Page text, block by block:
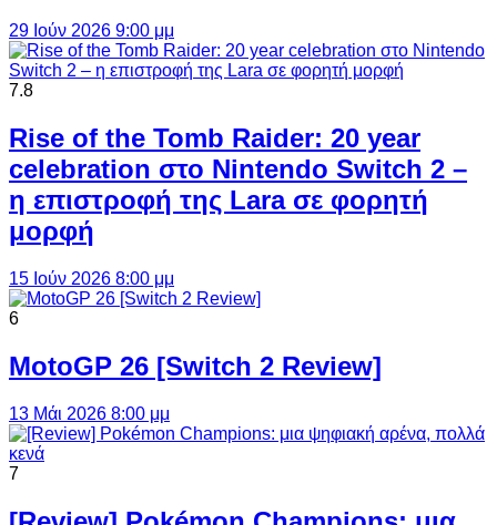
29 Ιούν 2026 9:00 μμ
7.8
Rise of the Tomb Raider: 20 year
celebration στο Nintendo Switch 2 –
η επιστροφή της Lara σε φορητή
μορφή
15 Ιούν 2026 8:00 μμ
6
MotoGP 26 [Switch 2 Review]
13 Μάι 2026 8:00 μμ
7